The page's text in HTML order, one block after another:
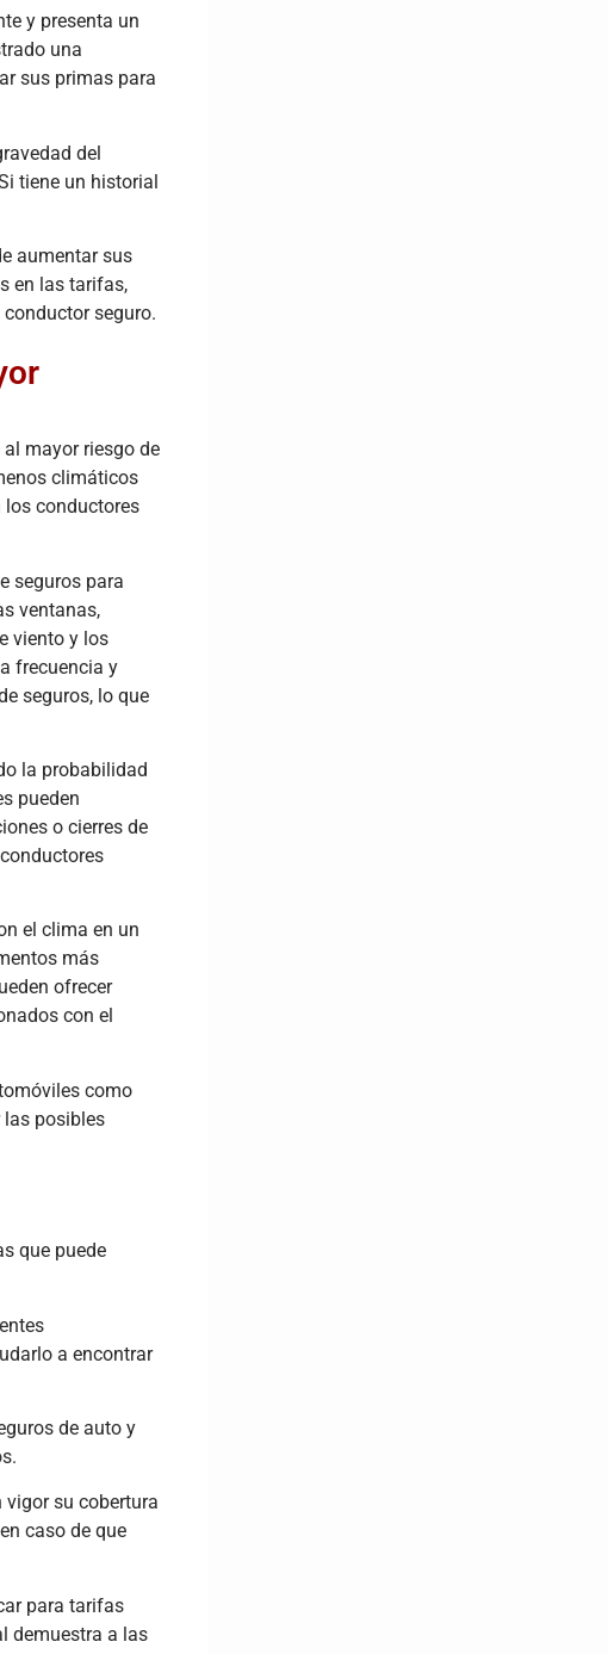
y presenta un
una
sus primas para
del
tiene un historial
aumentar sus
en las tarifas,
seguro.
mayor riesgo de
climáticos
los conductores
seguros para
ventanas,
viento y los
frecuencia y
seguros, lo que
la probabilidad
pueden
o cierres de
el clima en un
más
ofrecer
con el
como
las posibles
que puede
a encontrar
de auto y
vigor su cobertura
caso de que
para tarifas
demuestra a las